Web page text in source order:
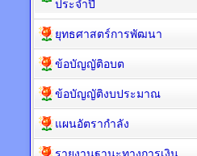
ประจำปี
ยุทธศาสตร์การพัฒนา
ข้อบัญญัติอบต
ข้อบัญญัติงบประมาณ
แผนอัตรากำลัง